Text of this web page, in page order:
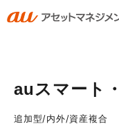
ファンド情報
auスマート
追加型/内外/資産複合